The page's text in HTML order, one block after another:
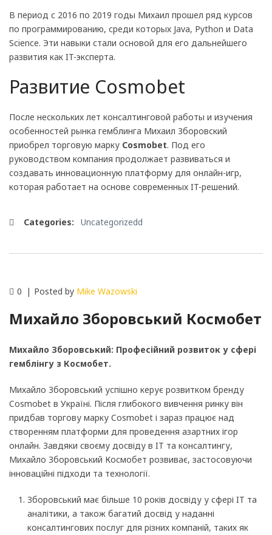
В период с 2016 по 2019 годы Михаил прошел ряд курсов
по программированию, среди которых Java, Python и Data
Science. Эти навыки стали основой для его дальнейшего
развития как IT-эксперта.
Развитие Cosmobet
После нескольких лет консалтинговой работы и изучения
особенностей рынка гемблинга Михаил Зборовский
приобрел торговую марку Cosmobet. Под его
руководством компания продолжает развиваться и
создавать инновационную платформу для онлайн-игр,
которая работает на основе современных IT-решений.
Categories: Uncategorizedd
0 Posted by Mike Wazowski
Михайло Зборовський Космобет
Михайло Зборовський: Професійний розвиток у сфері
гемблінгу з Космобет.
Михайло Зборовський успішно керує розвитком бренду
Cosmobet в Україні. Після глибокого вивчення ринку він
придбав торгову марку Cosmobet і зараз працює над
створенням платформи для проведення азартних ігор
онлайн. Завдяки своєму досвіду в IT та консалтингу,
Михайло Зборовський Космобет розвиває, застосовуючи
інноваційні підходи та технології.
Зборовський має більше 10 років досвіду у сфері IT та
аналітики, а також багатий досвід у наданні
консалтингових послуг для різних компаній, таких як